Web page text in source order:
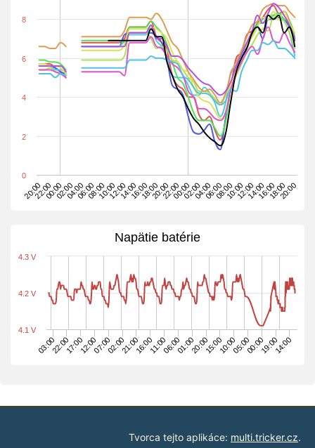
20:0022:0000:0002:0004:0006:0008:0010:0012:0014:0016:0018:0020:0022:0000:0002:0004:0006:0008:0010:0012:0014:0016:0018:0020:00
0
2
4
6
8
Napätie batérie
12:00
03:0022:0017:00 07:0002:0021:0016:0011:0006:0001:0020:0015:0010:0005:0000:0019:0014:00
4.1 V
4.2 V
4.3 V
Tvorca tejto aplikáce: multi.tricker.cz.